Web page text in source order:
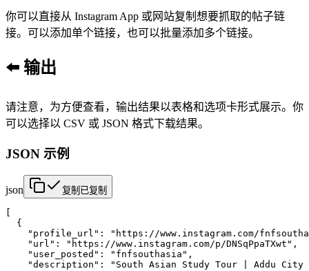
你可以直接从 Instagram App 或网站复制想要抓取的帖子链
接。可以添加单个链接，也可以批量添加多个链接。
⬅️ 输出
请注意，为方便查看，输出结果以表格和选项卡形式展示。你
可以选择以 CSV 或 JSON 格式下载结果。
JSON 示例
json 复制 已复制
  {
"profile_url": "https://www.instagram.com/
    "url": "https://www.instagram.com/p/DNSqPpaTXwt",
    "user_posted": "fnfsouthasia",
"description": "South Asian Study Tour | Addu